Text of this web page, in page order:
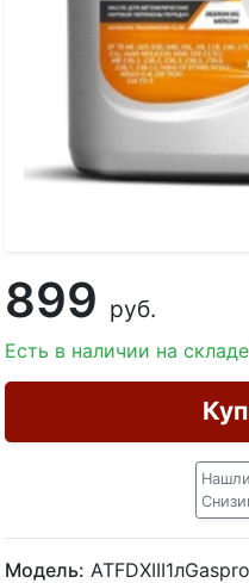
899 руб.
Есть в наличии на
Модель: